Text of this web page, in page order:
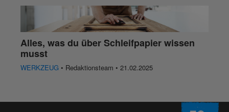
Alles, was du über Schleifpapier wissen
musst
WERKZEUG • Redaktionsteam • 21.02.2025